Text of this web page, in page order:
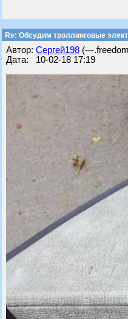
Re: Обсудим троллинговые
Автор: Сергей198 (---
Дата: 10-02-18 17:19